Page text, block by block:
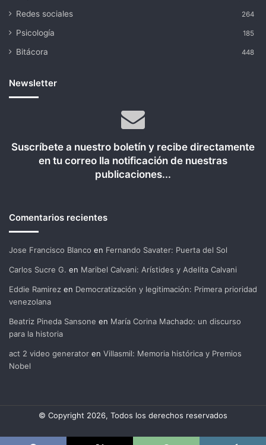
Redes sociales 264
Psicología 185
Bitácora 448
Newsletter
Suscríbete a nuestro boletín y recibe directamente
en tu correo lla notificación de nuestras
publicaciones...
Comentarios recientes
Jose Francisco Blanco en Fernando Savater: Puerta del Sol
Carlos Sucre G. en Maribel Calvani: Arístides y Adelita Calvani
Eddie Ramirez en Democratización y legitimación: Primera prioridad
venezolana
Beatriz Pineda Sansone en María Corina Machado: un discurso
para la historia
act 2 video generator en Villasmil: Memoria histórica y Premios
Nobel
© Copyright 2026, Todos los derechos reservados